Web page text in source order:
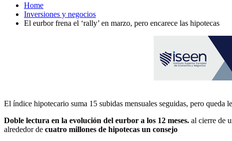
Home
Inversiones y negocios
El eurbor frena el ‘rally’ en marzo, pero encarece las hipotecas
El índice hipotecario suma 15 subidas mensuales seguidas, pero
Doble lectura en la evolución del eurbor a los 12 meses. al cierre de
alrededor de cuatro millones de hipotecas un consejo